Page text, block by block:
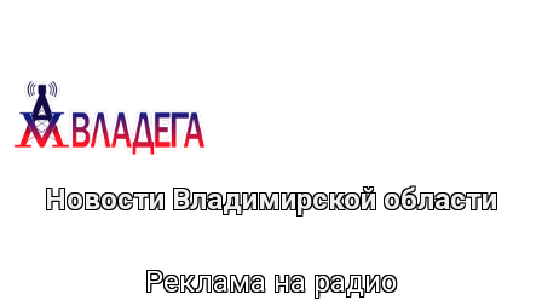
Новости Владимирской области
Реклама на радио